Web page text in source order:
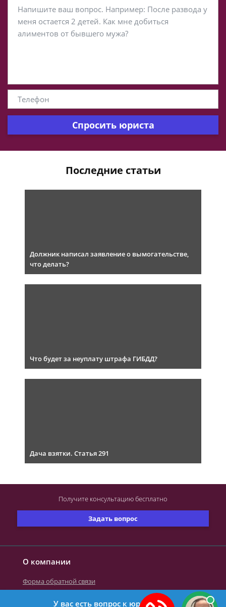
Спросить юриста
Последние статьи
Должник написал заявление о вымогательстве,
что делать?
Что будет за неуплату штрафа ГИБДД?
Дача взятки. Статья 291
О компании
Форма обратной связи
Задать вопрос
Получите консультациюбесплатно
У вас есть вопрос к юристу?